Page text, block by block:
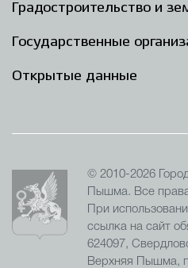
Градостроительство и
Государственные
Открытые данные
© 2010-2026
Пышма. Все
При
ссылка на сайт
624097,
Верхняя Пышма,